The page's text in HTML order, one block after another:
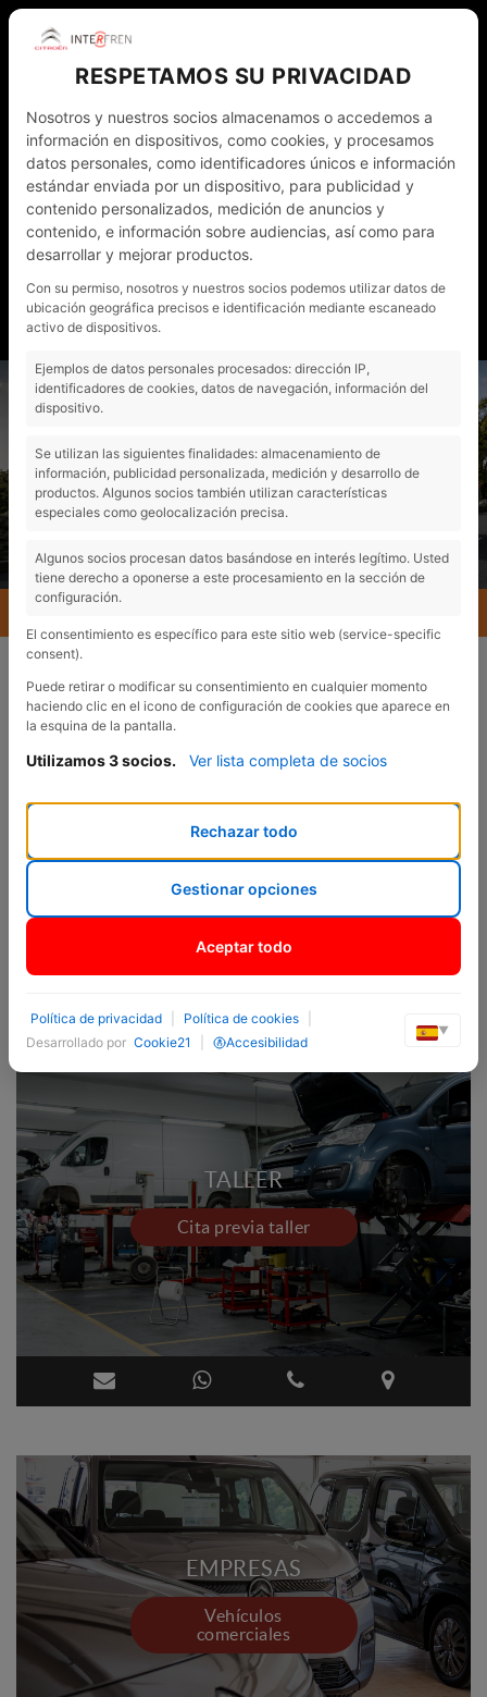
ESP
972 011 782
WHATSAPP
VENTAS
ayudarte?
TALLER
Cita previa taller
EMPRESAS
Vehículos
comerciales
RESPETAMOS SU PRIVACIDAD
Nosotros y nuestros socios almacenamos o accedemos a
información en dispositivos, como cookies, y procesamos
datos personales, como identificadores únicos e información
estándar enviada por un dispositivo, para publicidad y
contenido personalizados, medición de anuncios y
contenido, e información sobre audiencias, así como para
desarrollar y mejorar productos.
Con su permiso, nosotros y nuestros socios podemos utilizar datos de
ubicación geográfica precisos e identificación mediante escaneado
activo de dispositivos.
Ejemplos de datos personales procesados: dirección IP,
identificadores de cookies, datos de navegación, información del
dispositivo.
Se utilizan las siguientes finalidades: almacenamiento de
información, publicidad personalizada, medición y desarrollo de
productos. Algunos socios también utilizan características
especiales como geolocalización precisa.
Algunos socios procesan datos basándose en interés legítimo. Usted
tiene derecho a oponerse a este procesamiento en la sección de
configuración.
El consentimiento es específico para este sitio web (service-specific
consent).
Puede retirar o modificar su consentimiento en cualquier momento
haciendo clic en el icono de configuración de cookies que aparece en
la esquina de la pantalla.
Utilizamos 3 socios. Ver lista completa de socios
Rechazar todo
Gestionar opciones
Aceptar todo
Política de privacidad Política de cookies
Desarrollado por Cookie21 Accesibilidad
▼